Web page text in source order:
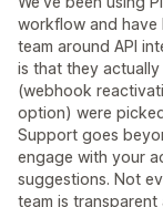
workflow and have
team around API
is that they
(webhook
option) were
Support goes
engage with your
suggestions. Not
team is